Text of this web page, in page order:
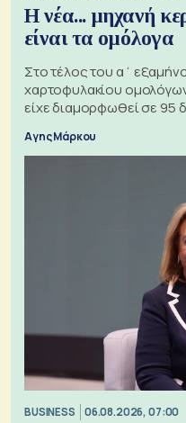
Η νέα... μηχανή
είναι τα ομόλογα
Στο τέλος του α΄
χαρτοφυλακίου
είχε διαμορφωθεί σε 95
Αγης Μάρκου
BUSINESS 06.08.2026, 07:00